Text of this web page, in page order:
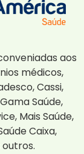
aos
médicos,
Cassi,
Saúde,
Mais Saúde,
Caixa,